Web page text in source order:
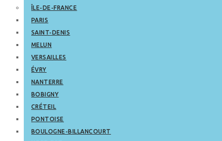
ÎLE-DE-FRANCE
PARIS
SAINT-DENIS
MELUN
VERSAILLES
ÉVRY
NANTERRE
BOBIGNY
CRÉTEIL
PONTOISE
BOULOGNE-BILLANCOURT